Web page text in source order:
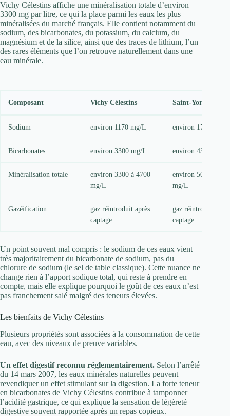
Vichy Célestins affiche une minéralisation totale d’environ
3300 mg par litre, ce qui la place parmi les eaux les plus
minéralisées du marché français. Elle contient notamment du
sodium, des bicarbonates, du potassium, du calcium, du
magnésium et de la silice, ainsi que des traces de lithium, l’un
des rares éléments que l’on retrouve naturellement dans une
eau minérale.
Composant Vichy Célestins Saint-Yorre
Sodium environ 1170 mg/L environ 1710 mg/L
Bicarbonates environ 3300 mg/L environ 4370 mg/L
Minéralisation totale
environ 3300 à 4700
mg/L
environ 5000 à
mg/L
Gazéification
gaz réintroduit après
captage
gaz réintroduit
captage
Un point souvent mal compris : le sodium de ces eaux vient
très majoritairement du bicarbonate de sodium, pas du
chlorure de sodium (le sel de table classique). Cette nuance ne
change rien à l’apport sodique total, qui reste à prendre en
compte, mais elle explique pourquoi le goût de ces eaux n’est
pas franchement salé malgré des teneurs élevées.
Les bienfaits de Vichy Célestins
Plusieurs propriétés sont associées à la consommation de cette
eau, avec des niveaux de preuve variables.
Un effet digestif reconnu réglementairement. Selon l’arrêté
du 14 mars 2007, les eaux minérales naturelles peuvent
revendiquer un effet stimulant sur la digestion. La forte teneur
en bicarbonates de Vichy Célestins contribue à tamponner
l’acidité gastrique, ce qui explique la sensation de légèreté
digestive souvent rapportée après un repas copieux.